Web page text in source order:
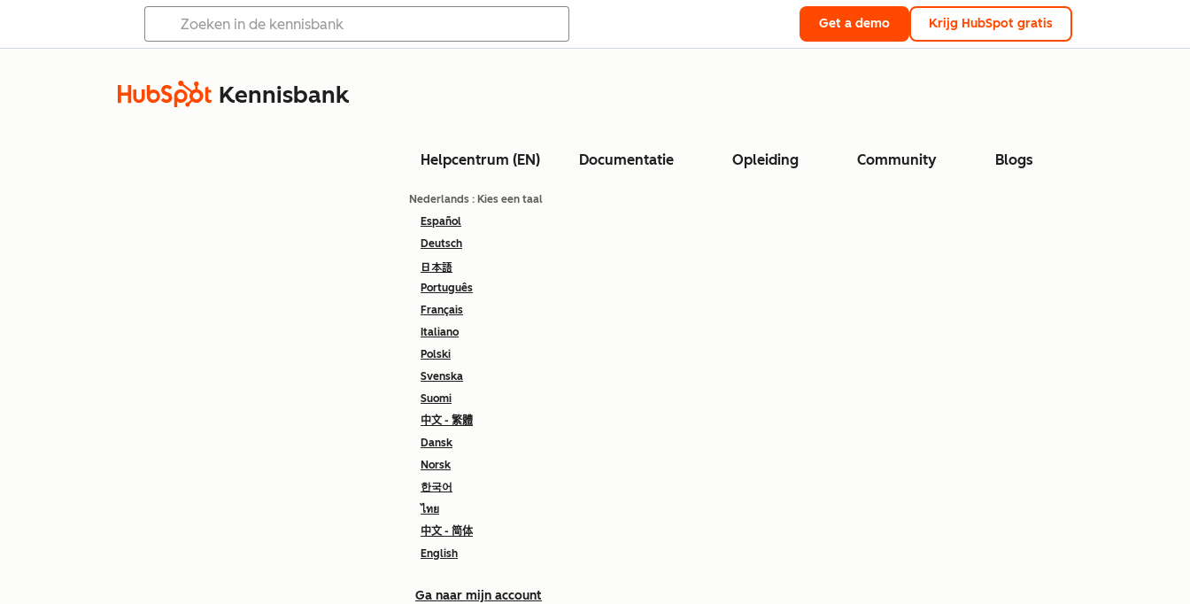
Get a demo Krijg HubSpot gratis
Kennisbank
Helpcentrum (EN) Documentatie Opleiding Community Blogs
Nederlands : Kies een taal
Español
Deutsch
日本語
Português
Français
Italiano
Polski
Svenska
Suomi
中文 - 繁體
Dansk
Norsk
한국어
ไทย
中文 - 简体
English
Ga naar mijn account